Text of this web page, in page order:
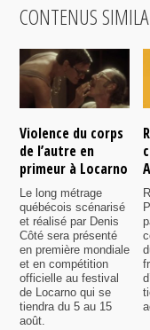
CONTENUS
Violence du corps
de l’autre en
primeur à Locarno
Le long métrage
québécois scénarisé
et réalisé par Denis
Côté sera présenté
en première mondiale
et en compétition
officielle au festival
de Locarno qui se
tiendra du 5 au 15
août.